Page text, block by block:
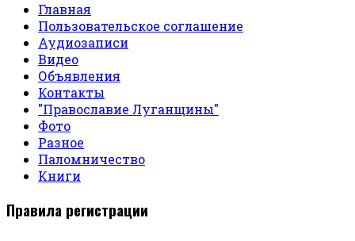
Главная
Пользовательское соглашение
Аудиозаписи
Видео
Объявления
Контакты
"Православие Луганщины"
Фото
Разное
Паломничество
Книги
Правила регистрации